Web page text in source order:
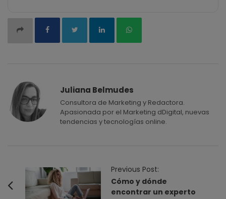
Juliana Belmudes
Consultora de Marketing y Redactora.
Apasionada por el Marketing dDigital, nuevas
tendencias y tecnologías online.
Previous Post:
Cómo y dónde
encontrar un experto